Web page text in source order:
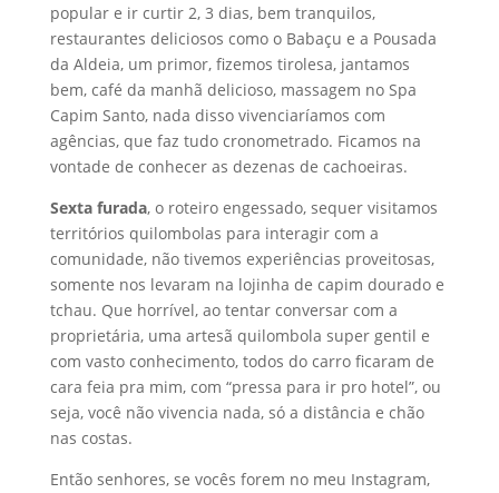
popular e ir curtir 2, 3 dias, bem tranquilos,
restaurantes deliciosos como o Babaçu e a Pousada
da Aldeia, um primor, fizemos tirolesa, jantamos
bem, café da manhã delicioso, massagem no Spa
Capim Santo, nada disso vivenciaríamos com
agências, que faz tudo cronometrado. Ficamos na
vontade de conhecer as dezenas de cachoeiras.
Sexta furada, o roteiro engessado, sequer visitamos
territórios quilombolas para interagir com a
comunidade, não tivemos experiências proveitosas,
somente nos levaram na lojinha de capim dourado e
tchau. Que horrível, ao tentar conversar com a
proprietária, uma artesã quilombola super gentil e
com vasto conhecimento, todos do carro ficaram de
cara feia pra mim, com “pressa para ir pro hotel”, ou
seja, você não vivencia nada, só a distância e chão
nas costas.
Então senhores, se vocês forem no meu Instagram,